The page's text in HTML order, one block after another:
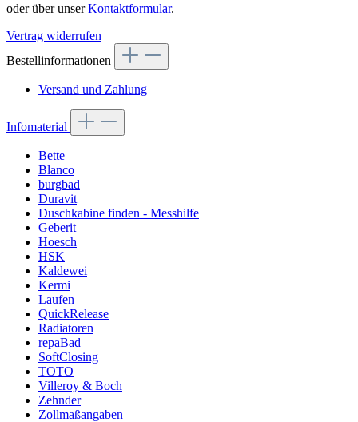
oder über unserKontaktformular.
Vertrag widerrufen
Bestellinformationen
Versand und Zahlung
Infomaterial
Bette
Blanco
burgbad
Duravit
Duschkabine finden - Messhilfe
Geberit
Hoesch
HSK
Kaldewei
Kermi
Laufen
QuickRelease
Radiatoren
repaBad
SoftClosing
TOTO
Villeroy & Boch
Zehnder
Zollmaßangaben